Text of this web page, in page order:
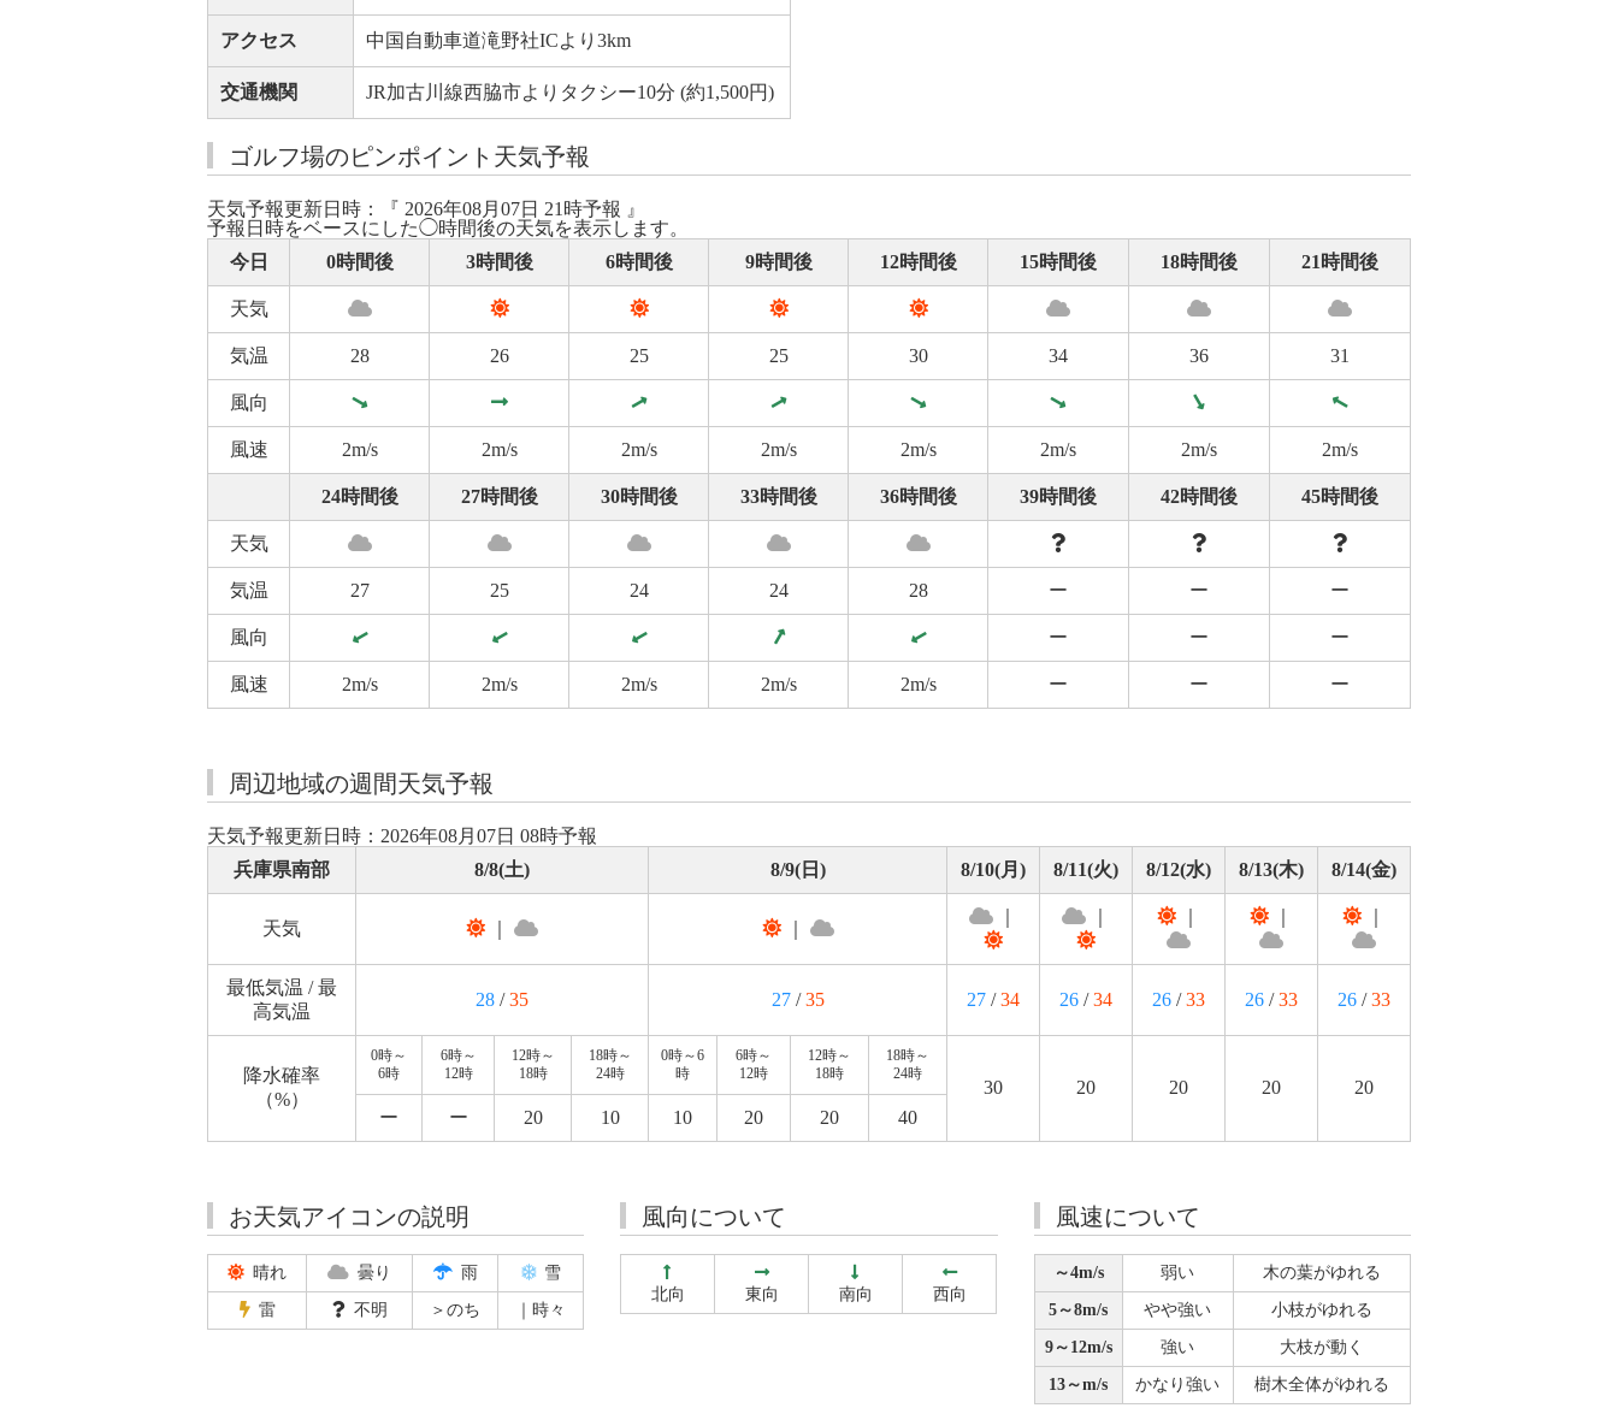
アクセス 中国自動車道滝野社ICより3km
交通機関 JR加古川線西脇市よりタクシー10分 (約1,500円)
ゴルフ場のピンポイント天気予報
天気予報更新日時：『 2026年08月07日 21時予報 』
予報日時をベースにした◯時間後の天気を表示します。
今日
0時間後 3時間後 6時間後 9時間後 12時間後 15時間後 18時間後 21時間後
天気
気温 28 26 25 25 30 34 36 31
風向
風速 2m/s 2m/s 2m/s 2m/s 2m/s 2m/s 2m/s 2m/s
24時間後 27時間後 30時間後 33時間後 36時間後 39時間後 42時間後 45時間後
天気
気温 27 25 24 24 28 ー ー ー
風向 ー ー ー
風速 2m/s 2m/s 2m/s 2m/s 2m/s ー ー ー
周辺地域の週間天気予報
天気予報更新日時：2026年08月07日 08時予報
兵庫県南部
8/8(土) 8/9(日) 8/10(月) 8/11(火) 8/12(水) 8/13(木) 8/14(金)
天気 ｜
最低気温 / 最
高気温
28 /35 27/35 27 /34 26 /34 26 /33 26 /33 26 /33
降水確率
（%）
0時～
6時
6時～
12時
12時～
18時
18時～
24時
0時～6
時
6時～
12時
12時～
18時
18時～
24時
30 20 20 20
20
ー
ー 20 10 10 20 20 40
お天気アイコンの説明
晴れ 曇り 雨 雪
雷 不明 ＞のち ｜時々
風向について
北向 東向 南向 西向
風速について
～4m/s 弱い 木の葉がゆれる
5～8m/s やや強い 小枝がゆれる
9～12m/s 強い 大枝が動く
13～m/s かなり強い 樹木全体がゆれる